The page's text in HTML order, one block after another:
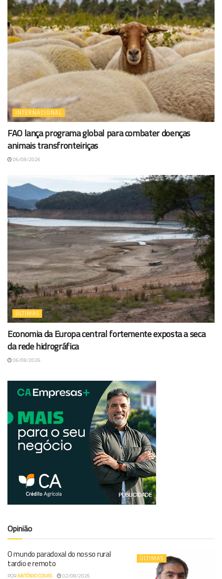
INTERNACIONAL
FAO lança programa global para combater doenças
animais transfronteiriças
06/08/2026
ÚLTIMAS
Economia da Europa central fortemente exposta a seca
da rede hidrográfica
06/08/2026
Opinião
ÚLTIMAS
O mundo paradoxal do nosso rural
tardio e remoto
PORANTÓNIO COVAS 02/08/2026